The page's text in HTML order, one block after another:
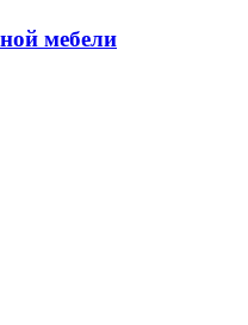
мебели